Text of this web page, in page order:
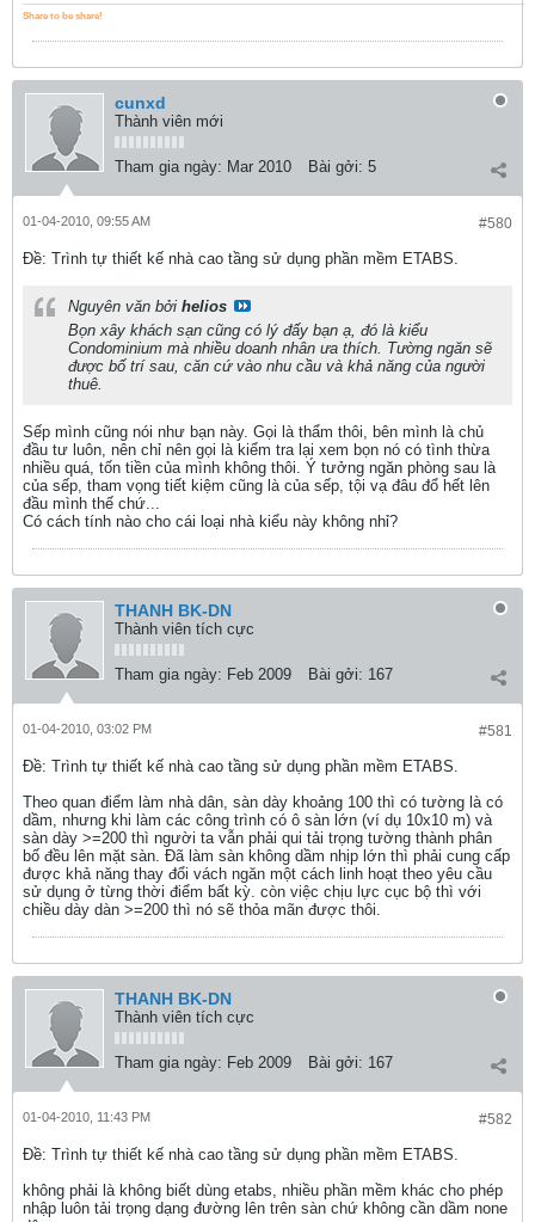
Share to be share!
cunxd
Thành viên mới
Tham gia ngày: Mar 2010 Bài gởi: 5
#580
01-04-2010, 09:55 AM
Ðề: Trình tự thiết kế nhà cao tầng sử dụng phần mềm ETABS.
Nguyên văn bởi helios
Bọn xây khách sạn cũng có lý đấy bạn ạ, đó là kiểu
Condominium mà nhiều doanh nhân ưa thích. Tường ngăn sẽ
được bố trí sau, căn cứ vào nhu cầu và khả năng của người
thuê.
Sếp mình cũng nói như bạn này. Gọi là thẩm thôi, bên mình là chủ
đầu tư luôn, nên chỉ nên gọi là kiểm tra lại xem bọn nó có tình thừa
nhiều quá, tốn tiền của mình không thôi. Ý tưởng ngăn phòng sau là
của sếp, tham vọng tiết kiệm cũng là của sếp, tội vạ đâu đổ hết lên
đầu mình thế chứ...
Có cách tính nào cho cái loại nhà kiểu này không nhỉ?
THANH BK-DN
Thành viên tích cực
Tham gia ngày: Feb 2009 Bài gởi: 167
#581
01-04-2010, 03:02 PM
Ðề: Trình tự thiết kế nhà cao tầng sử dụng phần mềm ETABS.
Theo quan điểm làm nhà dân, sàn dày khoảng 100 thì có tường là có
dầm, nhưng khi làm các công trình có ô sàn lớn (ví dụ 10x10 m) và
sàn dày >=200 thì người ta vẫn phải qui tải trọng tường thành phân
bố đều lên mặt sàn. Đã làm sàn không dầm nhịp lớn thì phải cung cấp
được khả năng thay đổi vách ngăn một cách linh hoạt theo yêu cầu
sử dụng ở từng thời điểm bất kỳ. còn việc chịu lực cục bộ thì với
chiều dày dàn >=200 thì nó sẽ thỏa mãn được thôi.
THANH BK-DN
Thành viên tích cực
Tham gia ngày: Feb 2009 Bài gởi: 167
#582
01-04-2010, 11:43 PM
Ðề: Trình tự thiết kế nhà cao tầng sử dụng phần mềm ETABS.
không phải là không biết dùng etabs, nhiều phần mềm khác cho phép
nhập luôn tải trọng dạng đường lên trên sàn chứ không cần dầm none